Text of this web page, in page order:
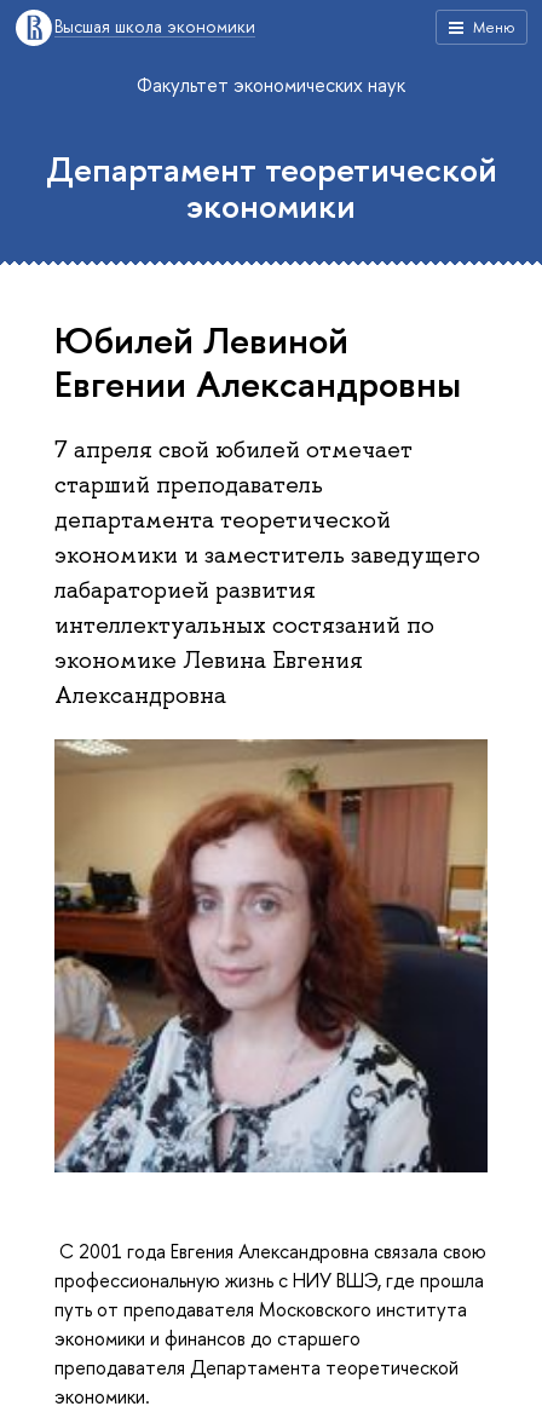
Меню
Высшая школа экономики
Факультет экономических наук
Департамент теоретической
экономики
Юбилей Левиной
Евгении Александровны
7 апреля свой юбилей отмечает
старший преподаватель
департамента теоретической
экономики и заместитель заведущего
лабараторией развития
интеллектуальных состязаний по
экономике Левина Евгения
Александровна
С 2001 года Евгения Александровна связала свою
профессиональную жизнь с НИУ ВШЭ, где прошла
путь от преподавателя Московского института
экономики и финансов до старшего
преподавателя Департамента теоретической
экономики.